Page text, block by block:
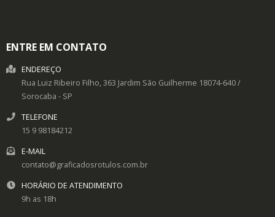
ENTRE EM CONTATO
ENDEREÇO
Rua Luiz Ribeiro Filho, 363 Jardim São Guilherme 18074-640/
Sorocaba - SP
TELEFONE
15 9 98184212
E-MAIL
contato@graficadosrotulos.com.br
HORÁRIO DE ATENDIMENTO
9h as 18h